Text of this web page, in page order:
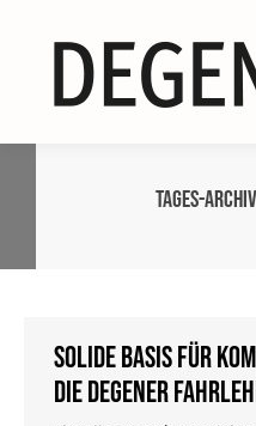
Tages-
Solide Basis für
die DEGENER